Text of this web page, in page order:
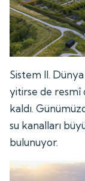
Sistem II.
yitirse de resmî
kaldı.
su kanalları
bulunuyor.